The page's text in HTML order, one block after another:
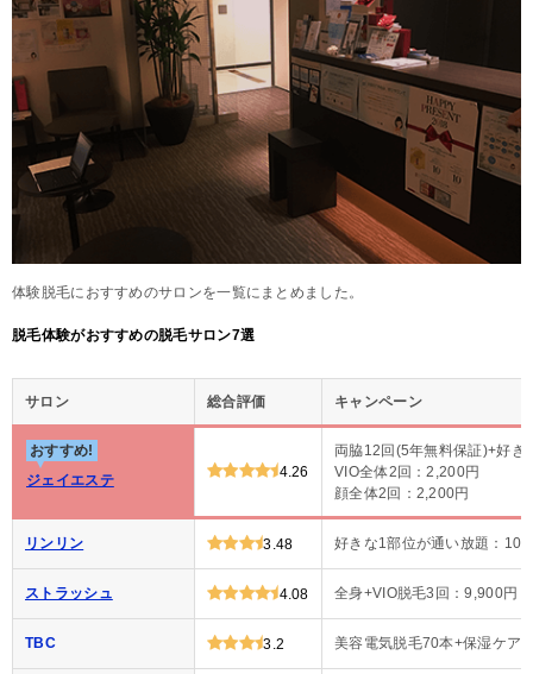
体験脱毛におすすめのサロンを一覧にまとめました。
脱毛体験がおすすめの脱毛サロン7選
サロン 総合評価 キャンペーン
おすすめ!
ジェイエステ
4.26
両脇12回(5年無料保証)+好き
VIO全体2回：2,200円
顔全体2回：2,200円
リンリン 3.48 好きな1部位が通い放題：100
ストラッシュ 4.08 全身+VIO脱毛3回：9,900円
TBC 3.2 美容電気脱毛70本+保湿ケア